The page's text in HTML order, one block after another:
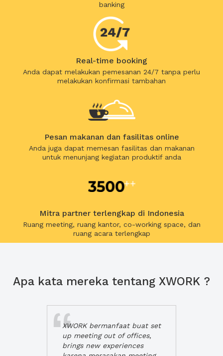
banking
Real-time booking
Anda dapat melakukan pemesanan 24/7 tanpa perlu
melakukan konfirmasi tambahan
Pesan makanan dan fasilitas online
Anda juga dapat memesan fasilitas dan makanan
untuk menunjang kegiatan produktif anda
Mitra partner terlengkap di Indonesia
Ruang meeting, ruang kantor, co-working space, dan
ruang acara terlengkap
Apa kata mereka tentang XWORK ?
XWORK bermanfaat buat set
up meeting out of offices,
brings new experiences